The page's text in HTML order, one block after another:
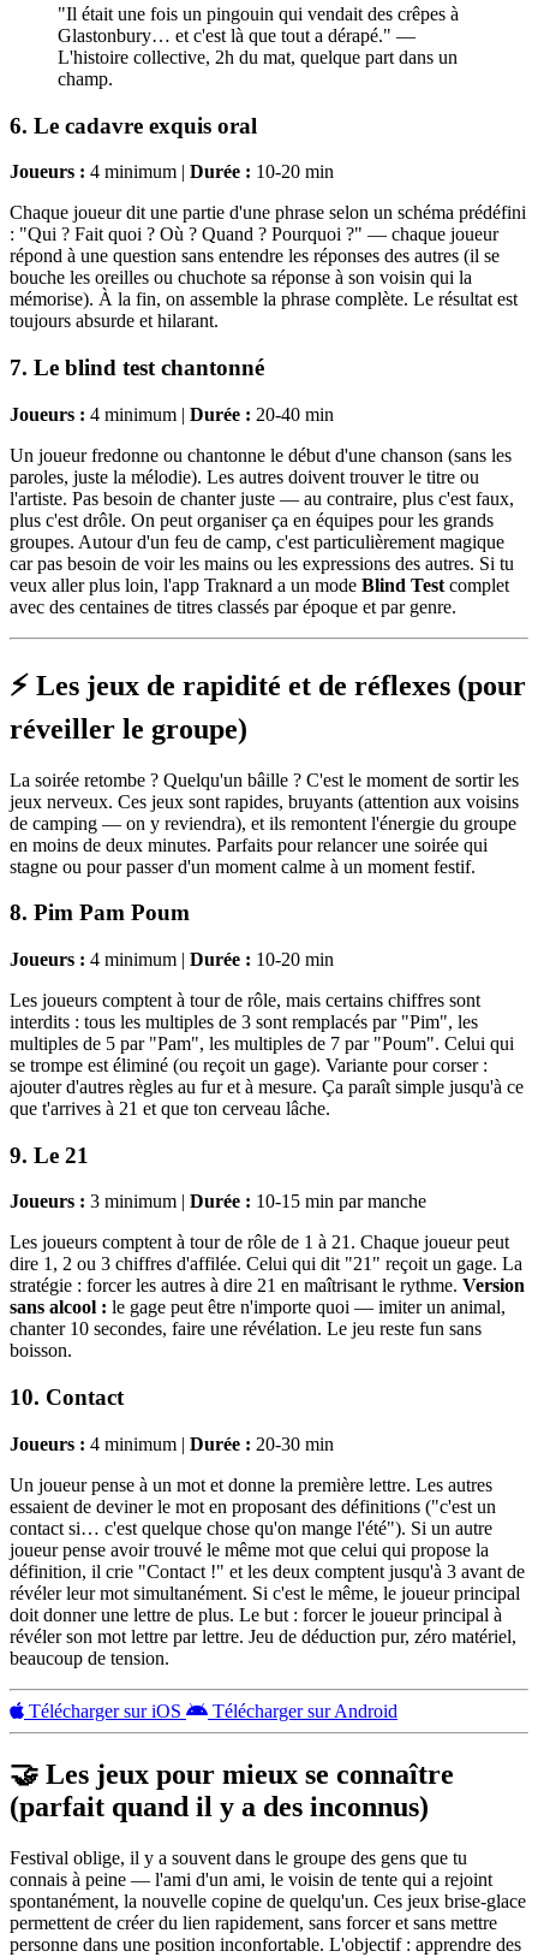
"Il était une fois un pingouin qui vendait des crêpes à
Glastonbury… et c'est là que tout a dérapé." —
L'histoire collective, 2h du mat, quelque part dans un
champ.
6. Le cadavre exquis oral
Joueurs : 4 minimum | Durée : 10-20 min
Chaque joueur dit une partie d'une phrase selon un schéma prédéfini
: "Qui ? Fait quoi ? Où ? Quand ? Pourquoi ?" — chaque joueur
répond à une question sans entendre les réponses des autres (il se
bouche les oreilles ou chuchote sa réponse à son voisin qui la
mémorise). À la fin, on assemble la phrase complète. Le résultat est
toujours absurde et hilarant.
7. Le blind test chantonné
Joueurs : 4 minimum | Durée : 20-40 min
Un joueur fredonne ou chantonne le début d'une chanson (sans les
paroles, juste la mélodie). Les autres doivent trouver le titre ou
l'artiste. Pas besoin de chanter juste — au contraire, plus c'est faux,
plus c'est drôle. On peut organiser ça en équipes pour les grands
groupes. Autour d'un feu de camp, c'est particulièrement magique
car pas besoin de voir les mains ou les expressions des autres. Si tu
veux aller plus loin, l'app Traknard a un mode Blind Test complet
avec des centaines de titres classés par époque et par genre.
⚡ Les jeux de rapidité et de réflexes (pour
réveiller le groupe)
La soirée retombe ? Quelqu'un bâille ? C'est le moment de sortir les
jeux nerveux. Ces jeux sont rapides, bruyants (attention aux voisins
de camping — on y reviendra), et ils remontent l'énergie du groupe
en moins de deux minutes. Parfaits pour relancer une soirée qui
stagne ou pour passer d'un moment calme à un moment festif.
8. Pim Pam Poum
Joueurs : 4 minimum | Durée : 10-20 min
Les joueurs comptent à tour de rôle, mais certains chiffres sont
interdits : tous les multiples de 3 sont remplacés par "Pim", les
multiples de 5 par "Pam", les multiples de 7 par "Poum". Celui qui
se trompe est éliminé (ou reçoit un gage). Variante pour corser :
ajouter d'autres règles au fur et à mesure. Ça paraît simple jusqu'à ce
que t'arrives à 21 et que ton cerveau lâche.
9. Le 21
Joueurs : 3 minimum | Durée : 10-15 min par manche
Les joueurs comptent à tour de rôle de 1 à 21. Chaque joueur peut
dire 1, 2 ou 3 chiffres d'affilée. Celui qui dit "21" reçoit un gage. La
stratégie : forcer les autres à dire 21 en maîtrisant le rythme. Version
sans alcool : le gage peut être n'importe quoi — imiter un animal,
chanter 10 secondes, faire une révélation. Le jeu reste fun sans
boisson.
10. Contact
Joueurs : 4 minimum | Durée : 20-30 min
Un joueur pense à un mot et donne la première lettre. Les autres
essaient de deviner le mot en proposant des définitions ("c'est un
contact si… c'est quelque chose qu'on mange l'été"). Si un autre
joueur pense avoir trouvé le même mot que celui qui propose la
définition, il crie "Contact !" et les deux comptent jusqu'à 3 avant de
révéler leur mot simultanément. Si c'est le même, le joueur principal
doit donner une lettre de plus. Le but : forcer le joueur principal à
révéler son mot lettre par lettre. Jeu de déduction pur, zéro matériel,
beaucoup de tension.
Télécharger sur iOS Télécharger sur Android
🤝 Les jeux pour mieux se connaître
(parfait quand il y a des inconnus)
Festival oblige, il y a souvent dans le groupe des gens que tu
connais à peine — l'ami d'un ami, le voisin de tente qui a rejoint
spontanément, la nouvelle copine de quelqu'un. Ces jeux brise-glace
permettent de créer du lien rapidement, sans forcer et sans mettre
personne dans une position inconfortable. L'objectif : apprendre des